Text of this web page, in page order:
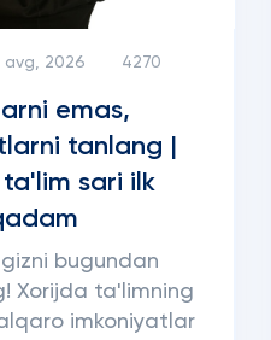
avg, 2026 4270
emas,
tanlang |
sari ilk
bugundan
Xorijda ta'limning
imkoniyatlar